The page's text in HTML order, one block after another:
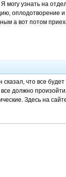
могу узнать на
оплодотворение и
а вот потом
что все будет
все должно
Здесь на